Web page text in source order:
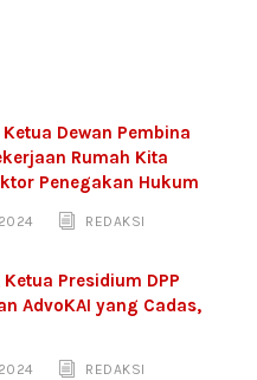
Dewan Pembina
Rumah Kita
Penegakan Hukum
REDAKSI
Presidium DPP
AdvoKAI yang Cadas,
REDAKSI